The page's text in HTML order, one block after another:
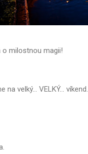
o milostnou magii!
na velký... VELKÝ... víkend.